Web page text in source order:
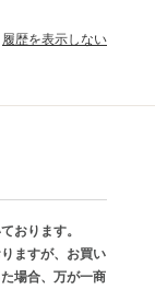
履歴を表示しない
おります。
ますが、お買い
場合、万が一商